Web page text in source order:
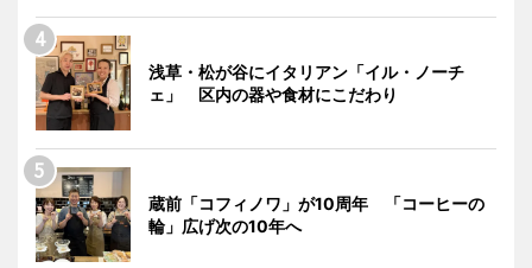
浅草・松が谷にイタリアン「イル・ノーチ
ェ」 区内の器や食材にこだわり
蔵前「コフィノワ」が10周年 「コーヒーの
輪」広げ次の10年へ